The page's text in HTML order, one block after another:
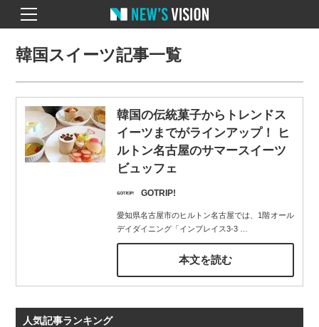
韓国スイーツ記事一覧
韓国の伝統菓子からトレンドス
イーツまでがラインアップ！ ヒ
ルトン名古屋のサマースイーツ
ビュッフェ
GOTRIP!
愛知県名古屋市のヒルトン名古屋では、1階オール
デイダイニング「インプレイス3-3…
本文を読む
人気記事ランキング